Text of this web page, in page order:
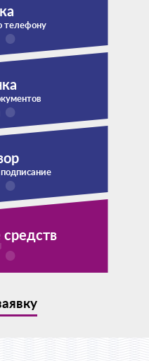
телефону
средств